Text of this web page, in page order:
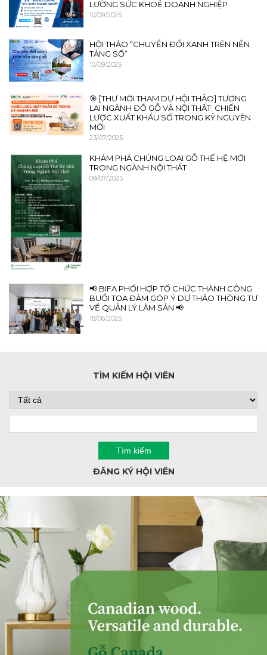
LƯỜNG SỨC KHOẺ DOANH NGHIỆP
10/09/2025
HỘI THẢO “CHUYỂN ĐỔI XANH TRÊN NỀN
TẢNG SỐ”
10/09/2025
🎯 [THƯ MỜI THAM DỰ HỘI THẢO] TƯƠNG
LAI NGÀNH ĐỒ GỖ VÀ NỘI THẤT: CHIẾN
LƯỢC XUẤT KHẨU SỐ TRONG KỶ NGUYÊN
MỚI
23/07/2025
KHÁM PHÁ CHỦNG LOẠI GỖ THẾ HỆ MỚI
TRONG NGÀNH NỘI THẤT
09/07/2025
📢 BIFA PHỐI HỢP TỔ CHỨC THÀNH CÔNG
BUỔI TỌA ĐÀM GÓP Ý DỰ THẢO THÔNG TƯ
VỀ QUẢN LÝ LÂM SẢN 📢
18/06/2025
TÌM KIẾM HỘI VIÊN
ĐĂNG KÝ HỘI VIÊN